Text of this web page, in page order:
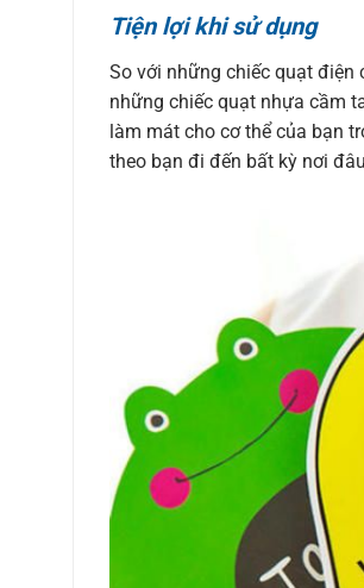
Tiện lợi khi sử dụng
So với những chiếc quạt điện
những chiếc quạt nhựa cầm
làm mát cho cơ thể của bạn
theo bạn đi đến bất kỳ nơi